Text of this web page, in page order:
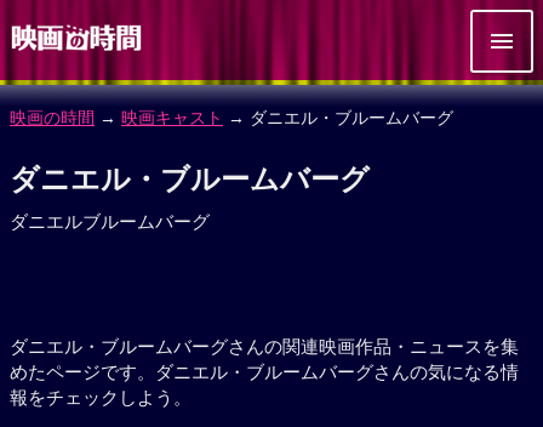
映画の時間 → 映画キャスト → ダニエル・ブルームバーグ
ダニエル・ブルームバーグ
ダニエルブルームバーグ
ダニエル・ブルームバーグさんの関連映画作品・ニュースを集
めたページです。ダニエル・ブルームバーグさんの気になる情
報をチェックしよう。